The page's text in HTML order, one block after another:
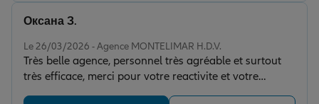
Le 26/03/2026 - Agence MONTELIMAR H.D.V.
Très belle agence, personnel très agréable et surtout
très efficace, merci pour votre reactivite et votre
professionnalisme.
Оксана З.